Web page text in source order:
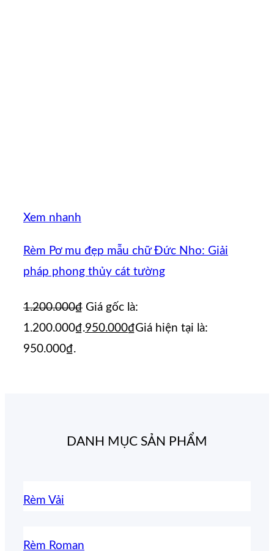
Xem nhanh
Rèm Pơ mu đẹp mẫu chữ Đức Nho: Giải
pháp phong thủy cát tường
1.200.000₫ Giá gốc là:
1.200.000₫.950.000₫Giá hiện tại là:
950.000₫.
DANH MỤC SẢN PHẨM
Rèm Vải
Rèm Roman